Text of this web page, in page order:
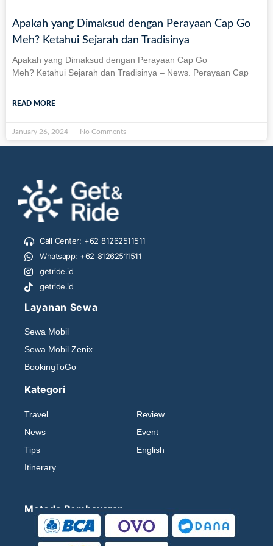
Apakah yang Dimaksud dengan Perayaan Cap Go
Meh? Ketahui Sejarah dan Tradisinya
Apakah yang Dimaksud dengan Perayaan Cap Go
Meh? Ketahui Sejarah dan Tradisinya – News. Perayaan Cap
READ MORE
January 26, 2024 No Comments
Call Center: +62 81262511511
Whatsapp: +62 81262511511
getride.id
getride.id
Layanan Sewa
Sewa Mobil
Sewa Mobil Zenix
BookingToGo
Kategori
Travel
News
Tips
Itinerary
Review
Event
English
Metode Pembayaran